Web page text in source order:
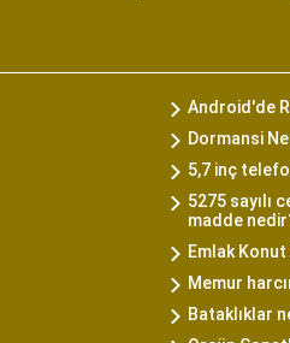
Android'de
Dormansi
5,7 inç
5275 sayılı
madde
Emlak
Memur
Bataklıklar